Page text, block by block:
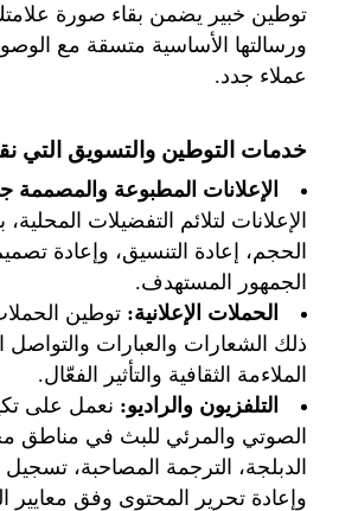
توطين خبير يضمن بقاء صورة
ورسالتها الأساسية متسقة مع
عملاء جدد.
خدمات التوطين والتسويق التي
الإعلانات المطبوعة والمصممة
الإعلانات لتلائم التفضيلات
الحجم، إعادة التنسيق، وإعادة
الجمهور المستهدف.
الحملات الإعلانية: توطين
ذلك الشعارات والعبارات والتواصل
الملاءمة الثقافية والتأثير الفعّال.
التلفزيون والراديو: نعمل على
الصوتي والمرئي للبث في مناطق
الدبلجة، الترجمة المصاحبة، تسجيل
وإعادة تحرير المحتوى وفق معايير